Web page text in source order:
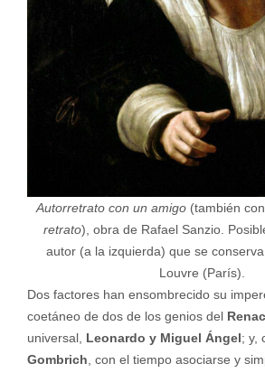
Autorretrato con un amigo (también
retrato), obra de Rafael Sanzio.
autor (a la izquierda) que se
Louvre (París).
Dos factores han ensombrecido su
coetáneo de dos de los genios del
universal, Leonardo y Miguel Ángel; y,
Gombrich , con el tiempo asociarse y